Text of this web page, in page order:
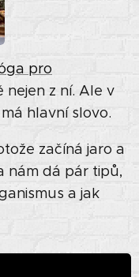
pro
nejen z ní. Ale v
hlavní slovo.
začíná jaro a
nám dá pár tipů,
a jak